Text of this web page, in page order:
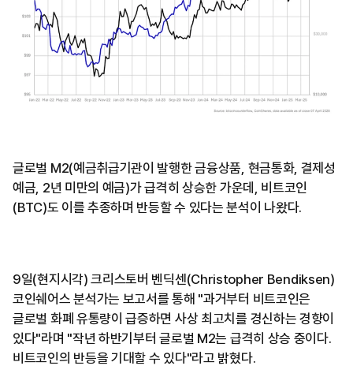
글로벌 M2(예금취급기관이 발행한 금융상품, 현금통화, 결제성
예금, 2년 미만의 예금)가 급격히 상승한 가운데, 비트코인
(BTC)도 이를 추종하며 반등할 수 있다는 분석이 나왔다.
9일(현지시각) 크리스토버 벤딕센(Christopher Bendiksen)
코인쉐어스 분석가는 보고서를 통해 "과거부터 비트코인은
글로벌 화폐 유통량이 급증하면 사상 최고치를 경신하는 경향이
있다"라며 "작년 하반기부터 글로벌 M2는 급격히 상승 중이다.
비트코인의 반등을 기대할 수 있다"라고 밝혔다.